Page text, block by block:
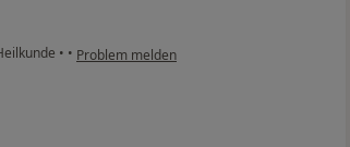
• • Problem melden